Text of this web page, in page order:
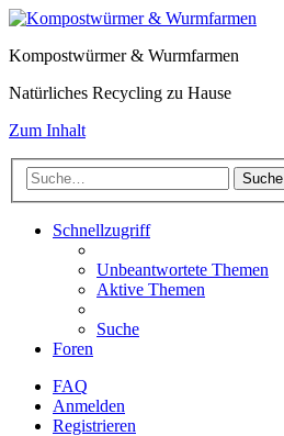
Kompostwürmer & Wurmfarmen
Natürliches Recycling zu Hause
Zum Inhalt
Suche
Schnellzugriff
Unbeantwortete Themen
Aktive Themen
Suche
Foren
FAQ
Anmelden
Registrieren